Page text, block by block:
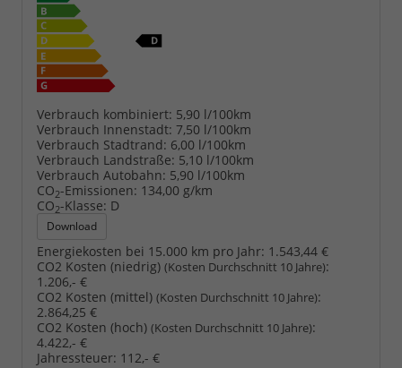
Verbrauch kombiniert: 5,90 l/100km
Verbrauch Innenstadt: 7,50 l/100km
Verbrauch Stadtrand: 6,00 l/100km
Verbrauch Landstraße: 5,10 l/100km
Verbrauch Autobahn: 5,90 l/100km
CO2-Emissionen: 134,00 g/km
CO2-Klasse: D
Download
Energiekosten bei 15.000 km pro Jahr: 1.543,44 €
CO2 Kosten (niedrig) (Kosten Durchschnitt 10 Jahre):
1.206,- €
CO2 Kosten (mittel) (Kosten Durchschnitt 10 Jahre):
2.864,25 €
CO2 Kosten (hoch) (Kosten Durchschnitt 10 Jahre):
4.422,- €
Jahressteuer: 112,- €